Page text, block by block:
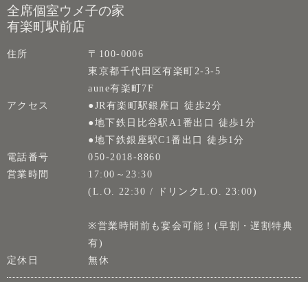
全席個室ウメ子の家
有楽町駅前店
住所
〒100-0006
東京都千代田区有楽町2-3-5
aune有楽町7F
アクセス
●JR有楽町駅銀座口 徒歩2分
●地下鉄日比谷駅A1番出口 徒歩1分
●地下鉄銀座駅C1番出口 徒歩1分
電話番号
050-2018-8860
営業時間
17:00～23:30
(L.O. 22:30 / ドリンクL.O. 23:00)
※営業時間前も宴会可能！(早割・遅割特典
有)
定休日
無休